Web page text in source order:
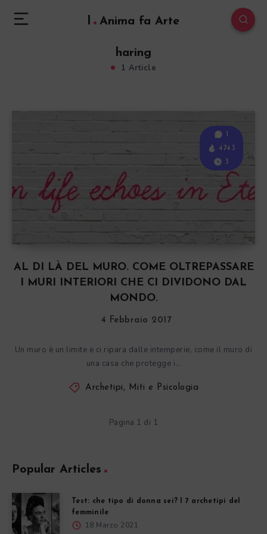
l Anima fa Arte
haring
1 Article
AL DI LÀ DEL MURO. COME OLTREPASSARE
I MURI INTERIORI CHE CI DIVIDONO DAL
MONDO.
1
4743
3
4 Febbraio 2017
Un muro è un limite e ci ripara dalle intemperie, come il muro di
una casa che protegge i…
Archetipi, Miti e Psicologia
Pagina 1 di 1
Popular Articles
Test: che tipo di donna sei? I 7 archetipi del
femminile
18 Marzo 2021